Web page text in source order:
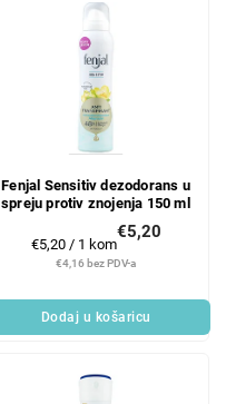
Fenjal Sensitiv dezodorans u
spreju protiv znojenja 150 ml
€4,16 bez PDV-a
€5,20
Mjerenje
cijene:
€5,20 / 1 kom
Dodaj u košaricu